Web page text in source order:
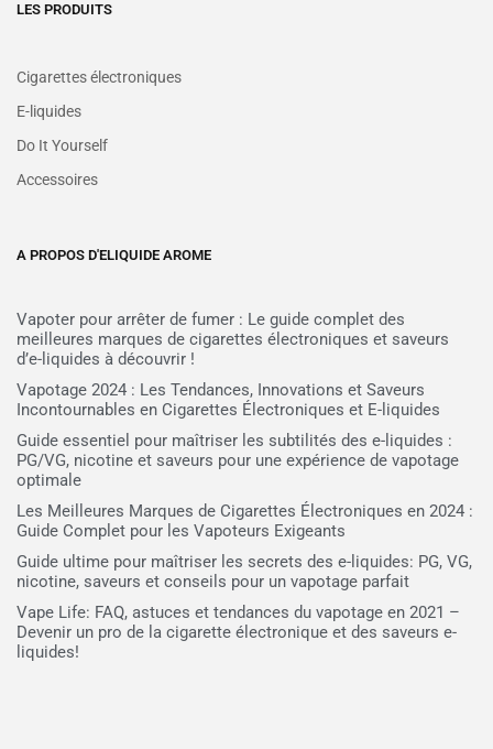
LES PRODUITS
Cigarettes électroniques
E-liquides
Do It Yourself
Accessoires
A PROPOS D'ELIQUIDE AROME
Vapoter pour arrêter de fumer : Le guide complet des
meilleures marques de cigarettes électroniques et saveurs
d’e-liquides à découvrir !
Vapotage 2024 : Les Tendances, Innovations et Saveurs
Incontournables en Cigarettes Électroniques et E-liquides
Guide essentiel pour maîtriser les subtilités des e-liquides :
PG/VG, nicotine et saveurs pour une expérience de vapotage
optimale
Les Meilleures Marques de Cigarettes Électroniques en 2024 :
Guide Complet pour les Vapoteurs Exigeants
Guide ultime pour maîtriser les secrets des e-liquides: PG, VG,
nicotine, saveurs et conseils pour un vapotage parfait
Vape Life: FAQ, astuces et tendances du vapotage en 2021 –
Devenir un pro de la cigarette électronique et des saveurs e-
liquides!